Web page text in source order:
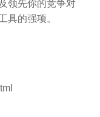
领先你的竞争对
具的强项。